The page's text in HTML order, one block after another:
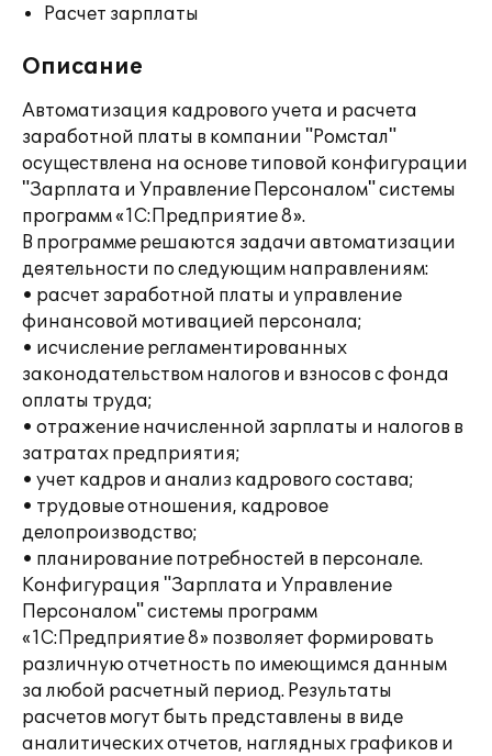
Расчет зарплаты
Описание
Автоматизация кадрового учета и расчета
заработной платы в компании "Ромстал"
осуществлена на основе типовой конфигурации
"Зарплата и Управление Персоналом" системы
программ «1С:Предприятие 8».
В программе решаются задачи автоматизации
деятельности по следующим направлениям:
• расчет заработной платы и управление
финансовой мотивацией персонала;
• исчисление регламентированных
законодательством налогов и взносов с фонда
оплаты труда;
• отражение начисленной зарплаты и налогов в
затратах предприятия;
• учет кадров и анализ кадрового состава;
• трудовые отношения, кадровое
делопроизводство;
• планирование потребностей в персонале.
Конфигурация "Зарплата и Управление
Персоналом" системы программ
«1С:Предприятие 8» позволяет формировать
различную отчетность по имеющимся данным
за любой расчетный период. Результаты
расчетов могут быть представлены в виде
аналитических отчетов, наглядных графиков и